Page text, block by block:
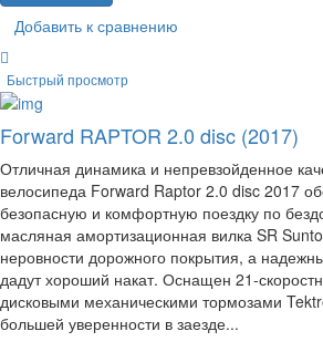
Добавить к сравнению
Быстрый просмотр
Forward RAPTOR 2.0 disc (2017)
Отличная динамика и непревзойденное
велосипеда Forward Raptor 2.0 disc 2017
безопасную и комфортную поездку по
масляная амортизационная вилка SR
неровности дорожного покрытия, а
дадут хороший накат. Оснащен 21-
дисковыми механическими тормозами
большей уверенности в заезде...